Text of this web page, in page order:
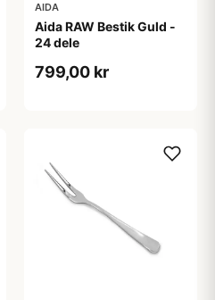
AIDA
Aida RAW Bestik Guld -
24 dele
799,00 kr